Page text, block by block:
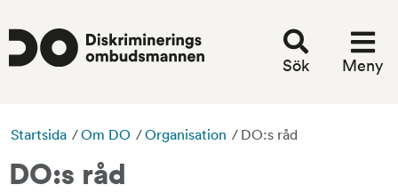
Sök Meny
Startsida /Om DO /Organisation / DO:s råd
DO:s råd